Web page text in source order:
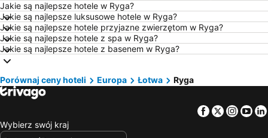
Hotele — Łódź
Hotele — Rzym
Hotele — Barcelona
Hotele — Szczyrk
Hotele — Szczawnica
Hotele — Wisła
Hotele — Wybrzeże Bałtyckie
Hotele — Pomorskie
Hotele — Majorka
Hotele — Grecja
Hotele — Włochy
Jakie są najlepsze hotele w Ryga?
Jakie są najlepsze luksusowe hotele w Ryga?
Jakie są najlepsze hotele przyjazne zwierzętom w Ryga?
Jakie są najlepsze hotele z spa w Ryga?
Jakie są najlepsze hotele z basenem w Ryga?
Porównaj ceny hoteli Europa Łotwa Ryga
Facebook
Twitter
Wybierz swój kraj